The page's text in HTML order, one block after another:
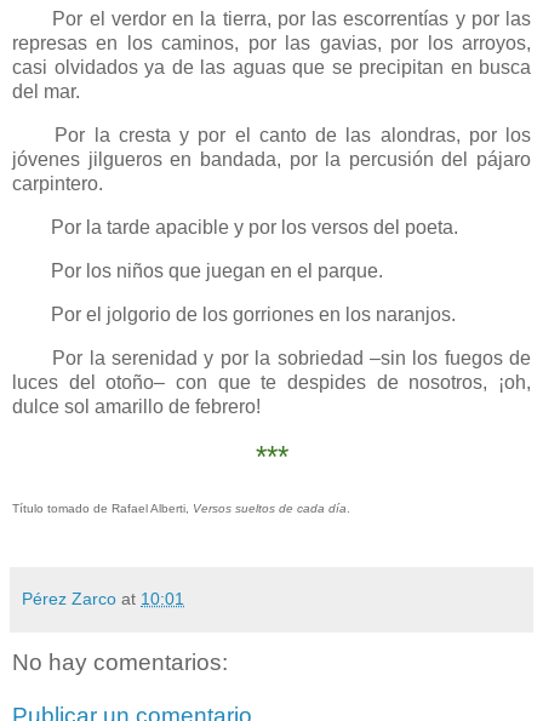
Por el verdor en la tierra, por las escorrentías y por las
represas en los caminos, por las gavias, por los arroyos,
casi olvidados ya de las aguas que se precipitan en busca
del mar.
Por la cresta y por el canto de las alondras, por los
jóvenes jilgueros en bandada, por la percusión del pájaro
carpintero.
Por la tarde apacible y por los versos del poeta.
Por los niños que juegan en el parque.
Por el jolgorio de los gorriones en los naranjos.
Por la serenidad y por la sobriedad –sin los fuegos de
luces del otoño– con que te despides de nosotros, ¡oh,
dulce sol amarillo de febrero!
***
Título tomado de Rafael Alberti, Versos sueltos de cada día.
Pérez Zarco at 10:01
No hay comentarios:
Publicar un comentario